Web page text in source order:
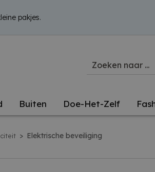
pakjes.
Buiten Doe-Het-Zelf
> Elektrische beveiliging